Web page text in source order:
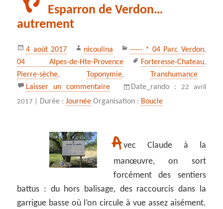
Esparron de Verdon…
autrement
Publié
le
4 août 2017 Auteur
nicoulina Catégories
----- * 04 Parc Verdon,
04 Alpes-de-Hte-Provence
Mots-
clés
Forteresse-Chateau,
Pierre-sèche, Toponymie, Transhumance
Laisser un commentairesur Esparron de Verdon…
Date_rando : 22 avril
2017 |
Durée :Journée Organisation : Boucle
Avec Claude à la
manœuvre, on sort
forcément des sentiers
battus : du hors balisage, des raccourcis dans la
garrigue basse où l’on circule à vue assez aisément.